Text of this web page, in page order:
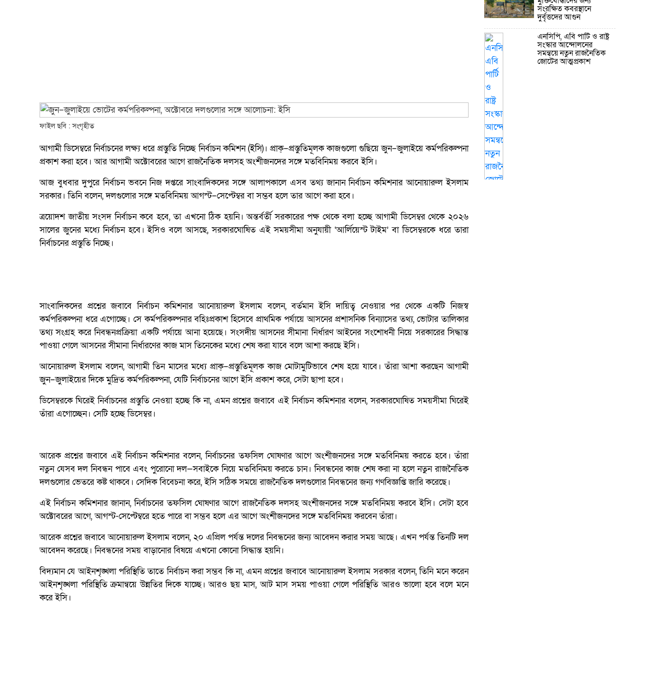
ফাইল ছবি : সংগৃহীত
আগামী ডিসেম্বরে নির্বাচনের লক্ষ্য ধরে প্রস্তুতি নিচ্ছে নির্বাচন কমিশন (ইসি)। প্রাক্‌–প্রস্তুতিমূলক কাজগুলো গুছিয়ে জুন–জুলাইয়ে কর্মপরিকল্পনা
প্রকাশ করা হবে। আর আগামী অক্টোবরের আগে রাজনৈতিক দলসহ অংশীজনদের সঙ্গে মতবিনিময় করবে ইসি।
আজ বুধবার দুপুরে নির্বাচন ভবনে নিজ দপ্তরে সাংবাদিকদের সঙ্গে আলাপকালে এসব তথ্য জানান নির্বাচন কমিশনার আনোয়ারুল ইসলাম
সরকার। তিনি বলেন, দলগুলোর সঙ্গে মতবিনিময় আগস্ট–সেপ্টেম্বর বা সম্ভব হলে তার আগে করা হবে।
ত্রয়োদশ জাতীয় সংসদ নির্বাচন কবে হবে, তা এখনো ঠিক হয়নি। অন্তর্বর্তী সরকারের পক্ষ থেকে বলা হচ্ছে আগামী ডিসেম্বর থেকে ২০২৬
সালের জুনের মধ্যে নির্বাচন হবে। ইসিও বলে আসছে, সরকারঘোষিত এই সময়সীমা অনুযায়ী ‘আর্লিয়েস্ট টাইম’ বা ডিসেম্বরকে ধরে তারা
নির্বাচনের প্রস্তুতি নিচ্ছে।
সাংবাদিকদের প্রশ্নের জবাবে নির্বাচন কমিশনার আনোয়ারুল ইসলাম বলেন, বর্তমান ইসি দায়িত্ব নেওয়ার পর থেকে একটি নিজস্ব
কর্মপরিকল্পনা ধরে এগোচ্ছে। সে কর্মপরিকল্পনার বহিঃপ্রকাশ হিসেবে প্রাথমিক পর্যায়ে আসনের প্রশাসনিক বিন্যাসের তথ্য, ভোটার তালিকার
তথ্য সংগ্রহ করে নিবন্ধনপ্রক্রিয়া একটি পর্যায়ে আনা হয়েছে। সংসদীয় আসনের সীমানা নির্ধারণ আইনের সংশোধনী নিয়ে সরকারের সিদ্ধান্ত
পাওয়া গেলে আসনের সীমানা নির্ধারণের কাজ মাস তিনেকের মধ্যে শেষ করা যাবে বলে আশা করছে ইসি।
আনোয়ারুল ইসলাম বলেন, আগামী তিন মাসের মধ্যে প্রাক্‌–প্রস্তুতিমূলক কাজ মোটামুটিভাবে শেষ হয়ে যাবে। তাঁরা আশা করছেন আগামী
জুন–জুলাইয়ের দিকে মুদ্রিত কর্মপরিকল্পনা, যেটি নির্বাচনের আগে ইসি প্রকাশ করে, সেটা ছাপা হবে।
ডিসেম্বরকে ঘিরেই নির্বাচনের প্রস্তুতি নেওয়া হচ্ছে কি না, এমন প্রশ্নের জবাবে এই নির্বাচন কমিশনার বলেন, সরকারঘোষিত সময়সীমা ঘিরেই
তাঁরা এগোচ্ছেন। সেটি হচ্ছে ডিসেম্বর।
আরেক প্রশ্নের জবাবে এই নির্বাচন কমিশনার বলেন, নির্বাচনের তফসিল ঘোষণার আগে অংশীজনদের সঙ্গে মতবিনিময় করতে হবে। তাঁরা
নতুন যেসব দল নিবন্ধন পাবে এবং পুরোনো দল—সবাইকে নিয়ে মতবিনিময় করতে চান। নিবন্ধনের কাজ শেষ করা না হলে নতুন রাজনৈতিক
দলগুলোর ভেতরে কষ্ট থাকবে। সেদিক বিবেচনা করে, ইসি সঠিক সময়ে রাজনৈতিক দলগুলোর নিবন্ধনের জন্য গণবিজ্ঞপ্তি জারি করেছে।
এই নির্বাচন কমিশনার জানান, নির্বাচনের তফসিল ঘোষণার আগে রাজনৈতিক দলসহ অংশীজনদের সঙ্গে মতবিনিময় করবে ইসি। সেটা হবে
অক্টোবরের আগে, আগস্ট-সেপ্টেম্বরে হতে পারে বা সম্ভব হলে এর আগে অংশীজনদের সঙ্গে মতবিনিময় করবেন তাঁরা।
আরেক প্রশ্নের জবাবে আনোয়ারুল ইসলাম বলেন, ২০ এপ্রিল পর্যন্ত দলের নিবন্ধনের জন্য আবেদন করার সময় আছে। এখন পর্যন্ত তিনটি দল
আবেদন করেছে। নিবন্ধনের সময় বাড়ানোর বিষয়ে এখনো কোনো সিদ্ধান্ত হয়নি।
বিদ্যমান যে আইনশৃঙ্খলা পরিস্থিতি তাতে নির্বাচন করা সম্ভব কি না, এমন প্রশ্নের জবাবে আনোয়ারুল ইসলাম সরকার বলেন, তিনি মনে করেন
আইনশৃঙ্খলা পরিস্থিতি ক্রমান্বয়ে উন্নতির দিকে যাচ্ছে। আরও ছয় মাস, আট মাস সময় পাওয়া গেলে পরিস্থিতি আরও ভালো হবে বলে মনে
করে ইসি।
সংরক্ষিত কবরস্থানে
দুর্বৃত্তদের আগুন
এনসিপি, এবি পার্টি ও রাষ্ট্র
সংস্কার আন্দোলনের
সমন্বয়ে নতুন রাজনৈতিক
জোটের আত্মপ্রকাশ